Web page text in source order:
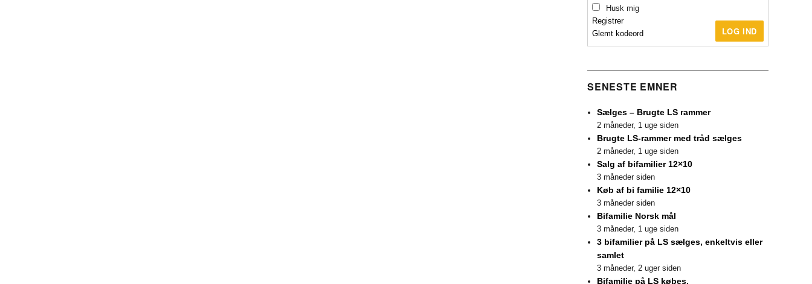
Husk mig
LOG IND
Registrer
Glemt kodeord
SENESTE EMNER
Sælges – Brugte LS rammer
2 måneder, 1 uge siden
Brugte LS-rammer med tråd sælges
2 måneder, 1 uge siden
Salg af bifamilier 12×10
3 måneder siden
Køb af bi familie 12×10
3 måneder siden
Bifamilie Norsk mål
3 måneder, 1 uge siden
3 bifamilier på LS sælges, enkeltvis eller
samlet
3 måneder, 2 uger siden
Bifamilie på LS købes.